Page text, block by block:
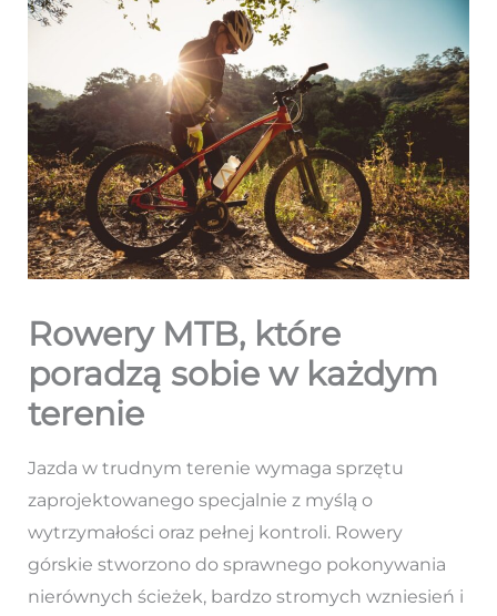
Rowery MTB, które
poradzą sobie w każdym
terenie
Jazda w trudnym terenie wymaga sprzętu
zaprojektowanego specjalnie z myślą o
wytrzymałości oraz pełnej kontroli. Rowery
górskie stworzono do sprawnego pokonywania
nierównych ścieżek, bardzo stromych wzniesień i